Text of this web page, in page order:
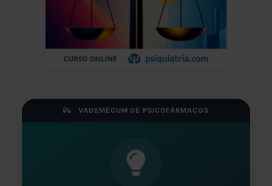
VADEMÉCUM DE PSICOFÁRMACOS